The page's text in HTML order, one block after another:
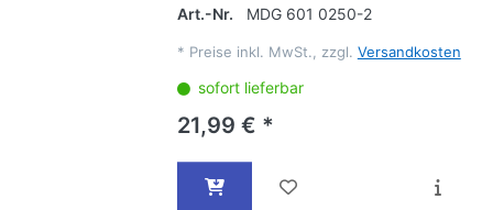
Art.-Nr. MDG 601 0250-2
* Preise inkl. MwSt., zzgl. Versandkosten
sofort lieferbar
21,99 € *